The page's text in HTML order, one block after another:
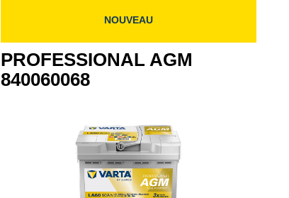
NOUVEAU
PROFESSIONAL AGM
840060068